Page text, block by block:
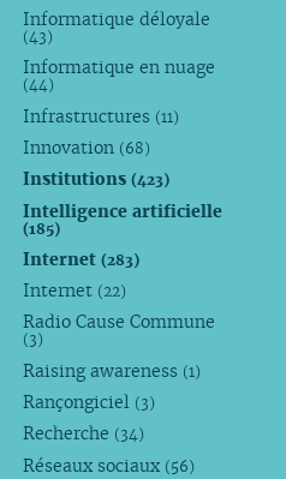
Informatique déloyale
(43)
Informatique en nuage
(44)
Infrastructures (11)
Innovation (68)
Institutions(423)
Intelligence artificielle
(185)
Internet(283)
Internet (22)
Radio Cause Commune
(3)
Raising awareness (1)
Rançongiciel (3)
Recherche (34)
Réseaux sociaux (56)